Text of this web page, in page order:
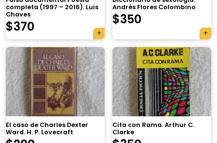
completa (1997 – 2016). Luis
Chaves
$370
Andrés Flores Colombino
$350
El caso de Charles Dexter
Ward. H. P. Lovecraft
Cita con Rama. Arthur C.
Clarke
×